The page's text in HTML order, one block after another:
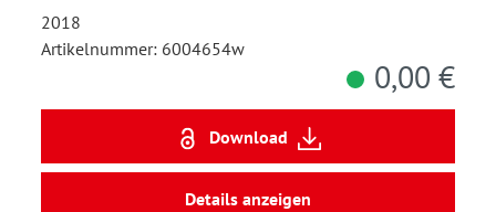
2018
Artikelnummer: 6004654w
0,00 €
Download
Details anzeigen